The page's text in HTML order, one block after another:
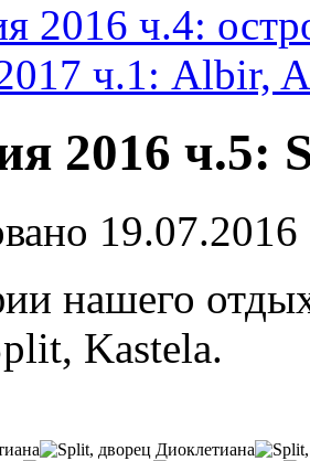
2016 ч.4:
ч.1: Albir,
2016 ч.5:
19.07.2016
нашего
Kastela.